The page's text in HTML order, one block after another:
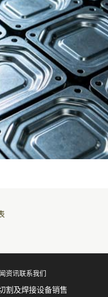
资讯联系我们
割及焊接设备销售